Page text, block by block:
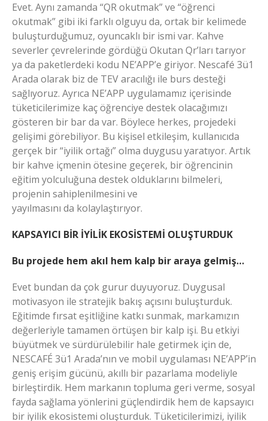
Evet. Aynı zamanda “QR okutmak” ve “öğrenci
okutmak” gibi iki farklı olguyu da, ortak bir kelimede
buluşturduğumuz, oyuncaklı bir ismi var. Kahve
severler çevrelerinde gördüğü Okutan Qr’ları tarıyor
ya da paketlerdeki kodu NE’APP’e giriyor. Nescafé 3ü1
Arada olarak biz de TEV aracılığı ile burs desteği
sağlıyoruz. Ayrıca NE’APP uygulamamız içerisinde
tüketicilerimize kaç öğrenciye destek olacağımızı
gösteren bir bar da var. Böylece herkes, projedeki
gelişimi görebiliyor. Bu kişisel etkileşim, kullanıcıda
gerçek bir “iyilik ortağı” olma duygusu yaratıyor. Artık
bir kahve içmenin ötesine geçerek, bir öğrencinin
eğitim yolculuğuna destek olduklarını bilmeleri,
projenin sahiplenilmesini ve
yayılmasını da kolaylaştırıyor.
KAPSAYICI BİR İYİLİK EKOSİSTEMİ OLUŞTURDUK
Bu projede hem akıl hem kalp bir araya gelmiş…
Evet bundan da çok gurur duyuyoruz. Duygusal
motivasyon ile stratejik bakış açısını buluşturduk.
Eğitimde fırsat eşitliğine katkı sunmak, markamızın
değerleriyle tamamen örtüşen bir kalp işi. Bu etkiyi
büyütmek ve sürdürülebilir hale getirmek için de,
NESCAFÉ 3ü1 Arada’nın ve mobil uygulaması NE’APP’in
geniş erişim gücünü, akıllı bir pazarlama modeliyle
birleştirdik. Hem markanın topluma geri verme, sosyal
fayda sağlama yönlerini güçlendirdik hem de kapsayıcı
bir iyilik ekosistemi oluşturduk. Tüketicilerimizi, iyilik